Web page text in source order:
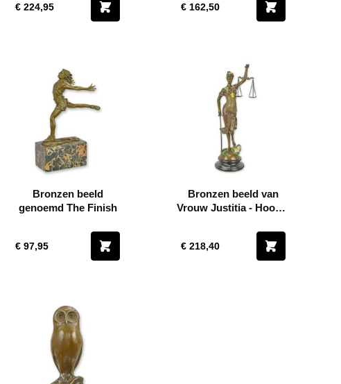
€ 224,95 € 162,50
Bronzen beeld
genoemd The Finish
€ 97,95
Bronzen beeld van
Vrouw Justitia - Hoogte
€ 218,40